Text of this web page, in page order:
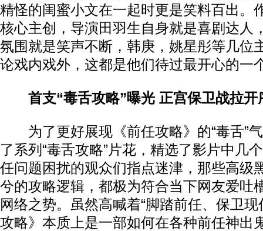
精怪的闺蜜小文在一起时更是笑料百出。
核心主创，导演田羽生自身就是喜剧达人
氛围就是笑声不断，韩庚，姚星彤等几位
论戏内戏外，这都是他们待过最开心的一
首支“毒舌攻略”曝光 正宫保卫战拉开
为了更好展现《前任攻略》的“毒舌”
了系列“毒舌攻略”片花，精选了影片中几
任问题困扰的观众们指点迷津，那些高级
兮的攻略逻辑，都极为符合当下网友爱吐
网络之势。虽然高喊着“脚踏前任、保卫
攻略》本质上是一部如何在各种前任神出